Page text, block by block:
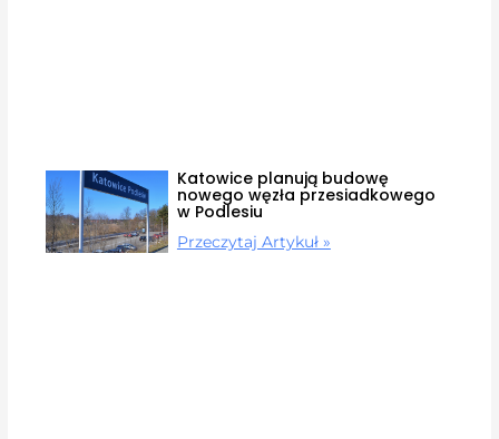
Katowice planują budowę
nowego węzła przesiadkowego
w Podlesiu
Przeczytaj Artykuł »